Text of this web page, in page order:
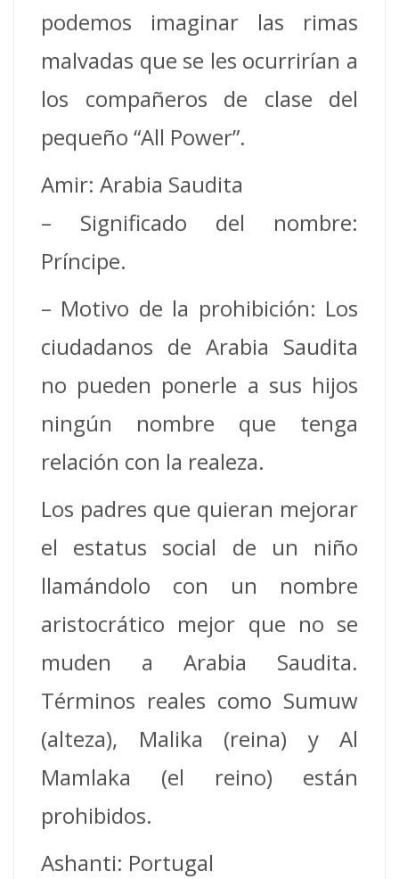
podemos imaginar las rimas
malvadas que se les ocurrirían a
los compañeros de clase del
pequeño “All Power”.
Amir: Arabia Saudita
– Significado del nombre:
Príncipe.
– Motivo de la prohibición: Los
ciudadanos de Arabia Saudita
no pueden ponerle a sus hijos
ningún nombre que tenga
relación con la realeza.
Los padres que quieran mejorar
el estatus social de un niño
llamándolo con un nombre
aristocrático mejor que no se
muden a Arabia Saudita.
Términos reales como Sumuw
(alteza), Malika (reina) y Al
Mamlaka (el reino) están
prohibidos.
Ashanti: Portugal